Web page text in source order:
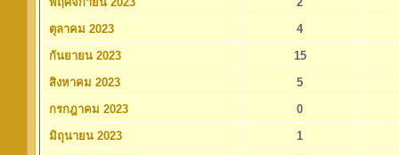
ตุลาคม 2023
4
กันยายน 2023
15
สิงหาคม 2023
5
กรกฎาคม 2023
0
มิถุนายน 2023
1